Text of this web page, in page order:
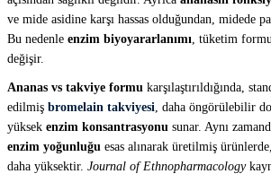
ve mide asidine karşı hassas olduğundan, midede
Bu nedenle enzim biyoyararlanımı , tüketim
değişir.
Ananas vs takviye formu karşılaştırıldığında,
edilmiş bromelain takviyesi , daha öngörülebilir
yüksek enzim konsantrasyonu sunar. Aynı
enzim yoğunluğu esas alınarak üretilmiş
daha yüksektir. Journal of Ethnopharmacology